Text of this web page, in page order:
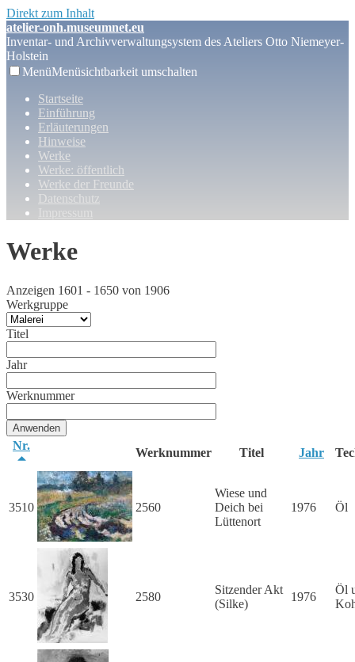
Direkt zum Inhalt
atelier-onh.museumnet.eu
Inventar- und Archivverwaltungsystem des Ateliers Otto Niemeyer-
Holstein
MenüMenüsichtbarkeit umschalten
Startseite
Einführung
Erläuterungen
Hinweise
Werke
Werke: öffentlich
Werke der Freunde
Datenschutz
Impressum
Werke
Anzeigen 1601 - 1650 von 1906
Werkgruppe
Titel
Jahr
Werknummer
Nr.
Werknummer Titel Jahr
3510 2560
Wiese und
Deich bei
Lüttenort
1976 Öl
3530 2580
Sitzender Akt
(Silke)
1976
Öl